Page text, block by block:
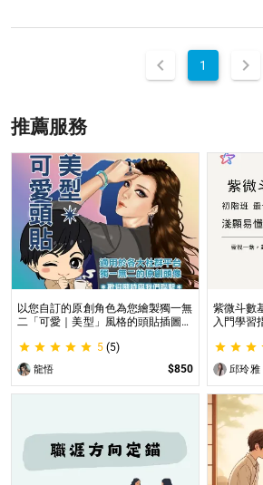
1
推薦服務
以您自訂的原創角色為您繪製獨一無
二「可愛｜美型」風格的頭貼插圖！
情」和「動作」的理想頭貼！
5 (5)
龍悟 $850
紫微斗數
入門學習
工具書，
邱玲